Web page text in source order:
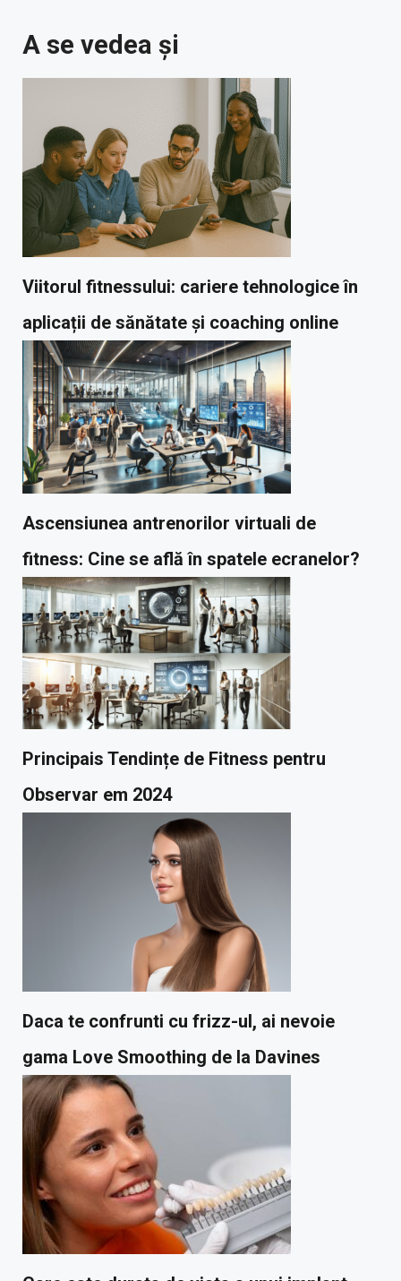
A se vedea și
Viitorul fitnessului: cariere tehnologice în
aplicații de sănătate și coaching online
Ascensiunea antrenorilor virtuali de
fitness: Cine se află în spatele ecranelor?
Principais Tendințe de Fitness pentru
Observar em 2024
Daca te confrunti cu frizz-ul, ai nevoie
gama Love Smoothing de la Davines